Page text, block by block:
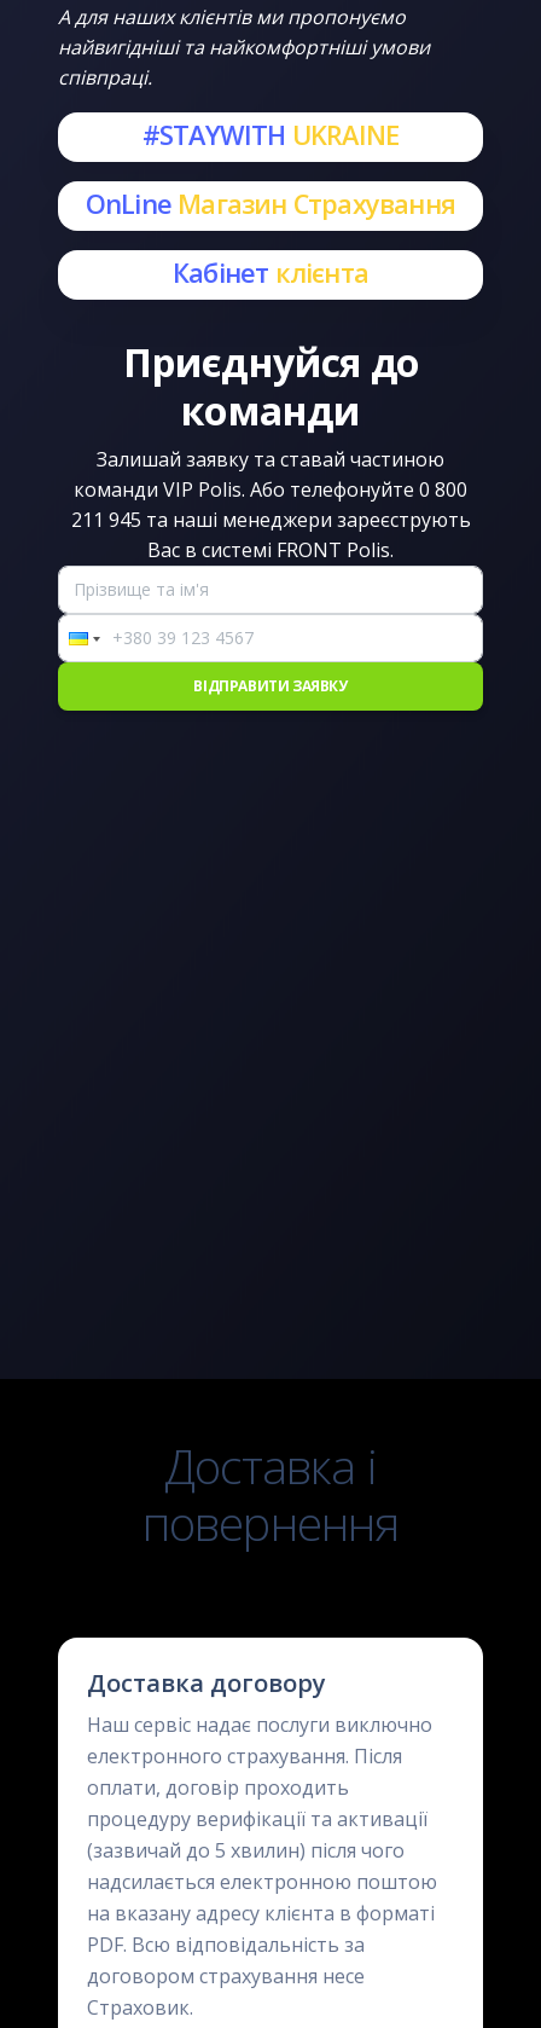
А для наших клієнтів ми пропонуємо
найвигідніші та найкомфортніші умови
співпраці.
#STAYWITH UKRAINE
OnLine Магазин Страхування
Кабінет клієнта
Приєднуйся до
команди
Залишай заявку та ставай частиною
команди VIP Polis. Або телефонуйте 0 800
211 945 та наші менеджери зареєструють
Вас в системі FRONT Polis.
ВІДПРАВИТИ ЗАЯВКУ
Доставка і
повернення
Доставка договору
Наш сервіс надає послуги виключно
електронного страхування. Після
оплати, договір проходить
процедуру верифікації та активації
(зазвичай до 5 хвилин) після чого
надсилається електронною поштою
на вказану адресу клієнта в форматі
PDF. Всю відповідальність за
договором страхування несе
Страховик.